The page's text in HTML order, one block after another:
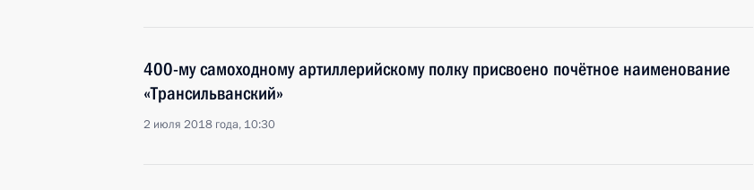
400-му самоходному артиллерийскому полку присвоено почётное наименование
«Трансильванский»
2 июля 2018 года, 10:30